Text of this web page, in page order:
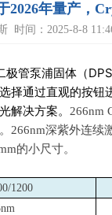
2026年量产，
时间：2025-8-8
管泵浦固体（
择通过直观的按
解决方案。
266nm
266nm深紫外连续
的小尺寸。
1200